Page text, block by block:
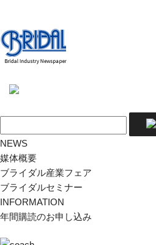
NEWS
媒体概要
ブライダル産業フェア
ブライダルセミナー
INFORMATION
年間購読のお申し込み